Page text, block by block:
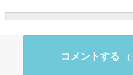
コメントする